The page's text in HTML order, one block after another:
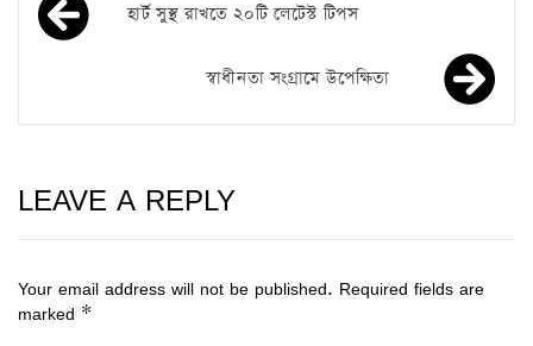
হার্ট সুস্থ রাখতে ২০টি লেটেস্ট টিপস
স্বাধীনতা সংগ্রামে উপেক্ষিতা
LEAVE A REPLY
Your email address will not be published. Required fields are
marked *